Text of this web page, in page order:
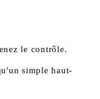
le contrôle.
simple haut-